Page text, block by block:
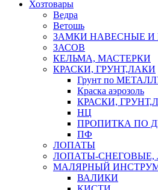
Хозтовары
Ведра
Ветошь
ЗАМКИ НАВЕСНЫЕ И
ЗАСОВ
КЕЛЬМА, МАСТЕРКИ
КРАСКИ, ГРУНТ,ЛАКИ
Грунт по
Краска аэрозоль
КРАСКИ,
НЦ
ПРОПИТКА ПО
ПФ
ЛОПАТЫ
ЛОПАТЫ-СНЕГОВЫЕ,
МАЛЯРНЫЙ
ВАЛИКИ